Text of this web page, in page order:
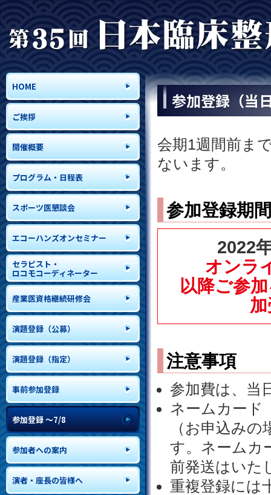
参加登録（当
会期1週間前ま
ないます。
参加登録期
2022
オンラ
以降ご参
注意事項
参加費は、当
ネームカード
（お申込み
す。ネームカ
前発送はいた
重複登録には
HOME
ご挨拶
開催概要
プログラム・日程表
スポーツ医懇談会
エコーハンズオンセミナー
セラピスト・
ロコモコーディネーター
産業医資格継続研修会
演題登録（公募）
演題登録（指定）
事前参加登録
参加登録 ～7/8
参加者への案内
演者・座長の皆様へ